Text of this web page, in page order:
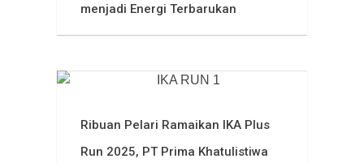
menjadi Energi Terbarukan
Ribuan Pelari Ramaikan IKA Plus
Run 2025, PT Prima Khatulistiwa